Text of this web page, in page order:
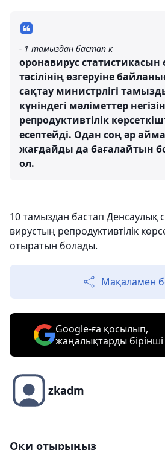
- 1 тамыздан бастап к
оронавирус статистикасын
тәсілінің өзгеруіне
сақтау министрлігі
күніндегі мәліметтер
репродуктивтілік
есептейді. Одан соң әр
жағдайды да бағалайтын
ол.
10 тамыздан бастап Денсаулық
вирустың репродуктивтілік
отыратын болады.
Мақаламен
Google-ға қосылып,
жаңалықтарды
zkadm
Оқи отырыңыз